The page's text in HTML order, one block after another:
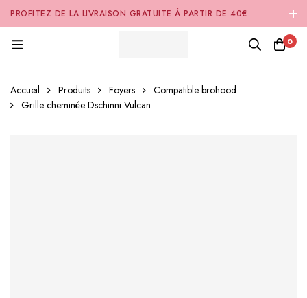
PROFITEZ DE LA LIVRAISON GRATUITE À PARTIR DE 40€
D'ACHAT SUR NOTRE SITE INTERNET 🚚
0
Accueil Produits Foyers
Compatible brohood
Grille cheminée Dschinni Vulcan